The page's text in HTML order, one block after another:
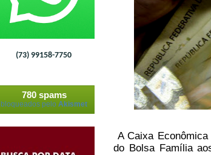
(73) 99158-7750
780 spams
bloqueados pelo Akismet
A Caixa
do Bolsa Família